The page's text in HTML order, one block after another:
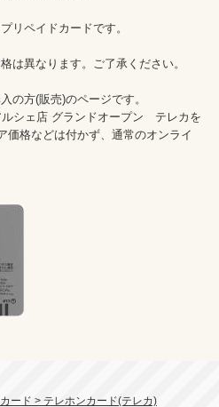
リペイドカードです。
は異なります。ご了承ください。
の方(販売)のページです。
シェ店 グランドオープン　テレカを
価格などは付かず、通常のオンライ
ード > テレホンカード(テレカ)